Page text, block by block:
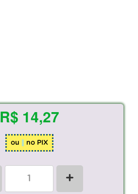
R$ 14,27
ou no PIX
+